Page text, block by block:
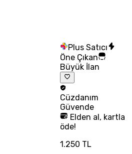
Plus Satıcı
Öne Çıkan
Büyük İlan
Cüzdanım
Güvende
Elden al, kartla
öde!
1.250 TL